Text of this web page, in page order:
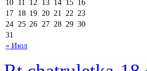
« Июл
10 11 12 13 14 15 16
17 18 19 20 21 22 23
24 25 26 27 28 29 30
31